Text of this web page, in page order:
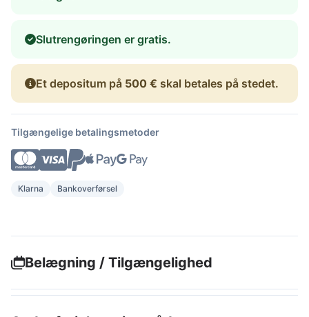
Slutrengøringen er gratis.
Et depositum på 500 € skal betales på stedet.
Tilgængelige betalingsmetoder
Klarna Bankoverførsel
Belægning / Tilgængelighed